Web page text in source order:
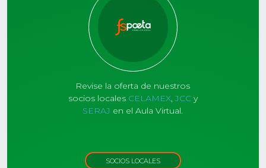
Revise la oferta de nuestros
socios locales CELAMEX ,JCCy
SERAJ en el Aula Virtual.
SOCIOS LOCALES